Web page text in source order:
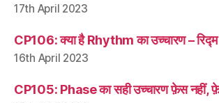
17th April 2023
CP106: क्या है Rhythm का उच्चारण – रिद्म
16th April 2023
CP105: Phase का सही उच्चारण फ़ेस नहीं,